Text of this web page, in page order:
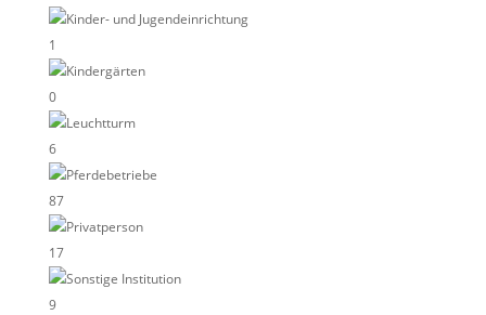
Kinder- und Jugendeinrichtung
1
Kindergärten
0
Leuchtturm
6
Pferdebetriebe
87
Privatperson
17
Sonstige Institution
9